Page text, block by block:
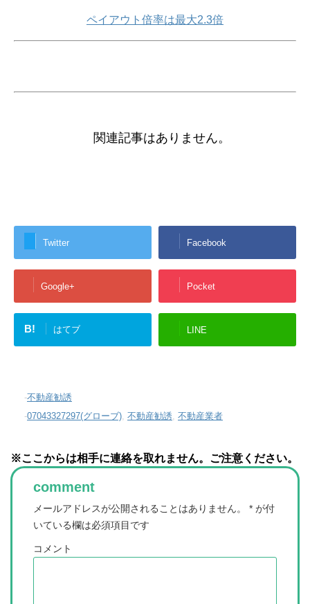
ペイアウト倍率は最大2.3倍
関連記事はありません。
Twitter Facebook
Google+ Pocket
B! はてブ LINE
-不動産勧誘
-07043327297(グローブ) 不動産勧誘 不動産業者
※ここからは相手に連絡を取れません。ご注意ください。
comment
メールアドレスが公開されることはありません。 * が付
いている欄は必須項目です
コメント